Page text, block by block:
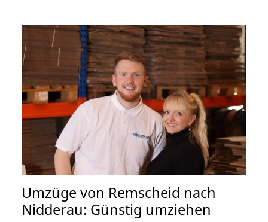
Umzüge von Remscheid nach
Nidderau: Günstig umziehen